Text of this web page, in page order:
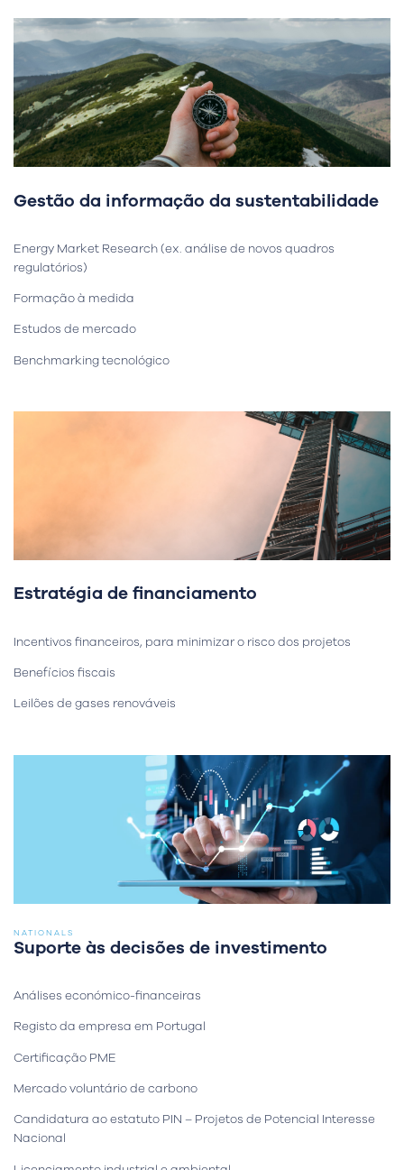
Gestão da informação da sustentabilidade
Energy Market Research (ex. análise de novos quadros
regulatórios)
Formação à medida
Estudos de mercado
Benchmarking tecnológico
Estratégia de financiamento
Incentivos financeiros, para minimizar o risco dos projetos
Benefícios fiscais
Leilões de gases renováveis
NATIONALS
Suporte às decisões de investimento
Análises económico-financeiras
Registo da empresa em Portugal
Certificação PME
Mercado voluntário de carbono
Candidatura ao estatuto PIN – Projetos de Potencial Interesse
Nacional